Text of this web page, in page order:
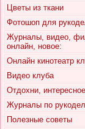
Цветы из ткани
Фотошоп для
Журналы, видео,
онлайн, новое:
Онлайн кинотеатр
Видео клуба
Отдохни, интересное
Журналы по
Полезные советы